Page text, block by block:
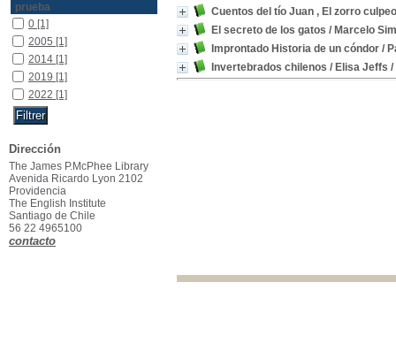
Cuentos del tío Juan , El zorro culpeo
El secreto de los gatos / Marcelo
Improntado Historia de un cóndor /
Invertebrados chilenos / Elisa Jeffs /
prueba
0 [1]
2005 [1]
2014 [1]
2019 [1]
2022 [1]
Dirección
The James P.McPhee Library
Avenida Ricardo Lyon 2102
Providencia
The English Institute
Santiago de Chile
56 22 4965100
contacto